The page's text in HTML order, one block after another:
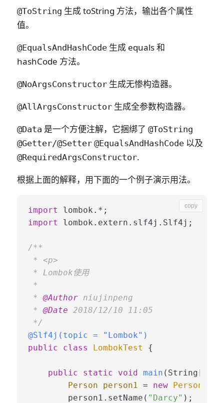
@ToString 生成 toString 方法，输出各个属性
值。
@EqualsAndHashCode 生成 equals 和
hashCode 方法。
@NoArgsConstructor 生成无惨构造器。
@AllArgsConstructor 生成全参数构造器。
@Data 是一个方便注解，它捆绑了 @ToString
@Getter/@Setter @EqualsAndHashCode 以及
@RequiredArgsConstructor.
根据上面的解释，用下面的一个例子演示用法。
import
import lombok.extern.slf4j.Slf4j;
/**
* <p>
* Lombok使用
*
* @Author niujinpeng
* @Date 2018/12/10 11:05
*/
@Slf4j(topic = "Lombok")
public
class LombokTest {
public static void main (String[]
Person
person1 = new Person
        person1.setName(
"Darcy" );
copy